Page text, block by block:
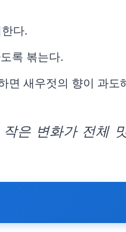
다.
록 볶는다.
새우젓의 향이 과
은 변화가 전체